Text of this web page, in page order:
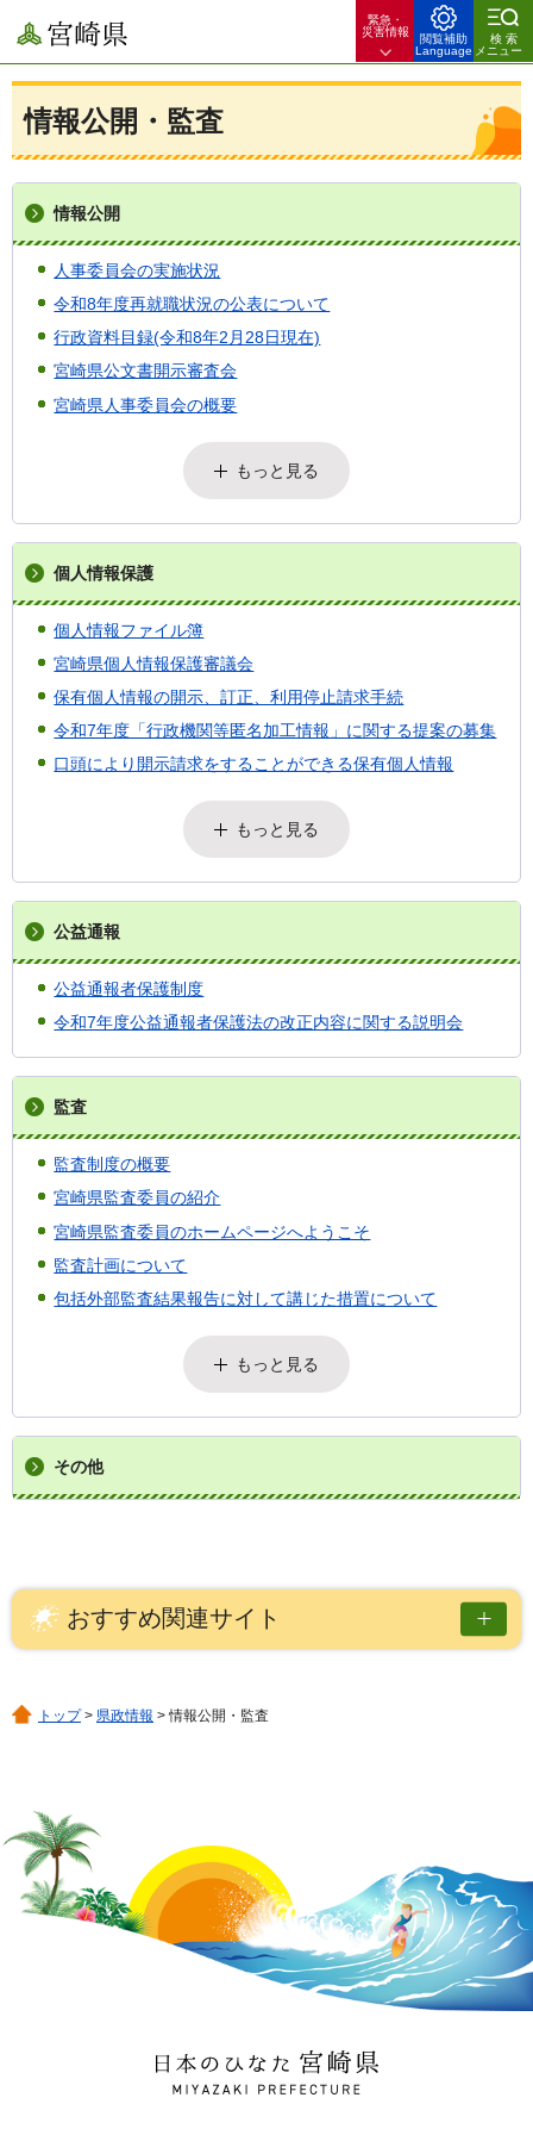
宮崎県
緊急・
災害情報
閲覧補助
Language
検索
メニュー
情報公開・監査
情報公開
人事委員会の実施状況
令和8年度再就職状況の公表について
行政資料目録(令和8年2月28日現在)
宮崎県公文書開示審査会
宮崎県人事委員会の概要
もっと見る
個人情報保護
個人情報ファイル簿
宮崎県個人情報保護審議会
保有個人情報の開示、訂正、利用停止請求手続
令和7年度「行政機関等匿名加工情報」に関する提案の募集
口頭により開示請求をすることができる保有個人情報
もっと見る
公益通報
公益通報者保護制度
令和7年度公益通報者保護法の改正内容に関する説明会
監査
監査制度の概要
宮崎県監査委員の紹介
宮崎県監査委員のホームページへようこそ
監査計画について
包括外部監査結果報告に対して講じた措置について
もっと見る
その他
おすすめ関連サイト
トップ> 県政情報 > 情報公開・監査
日本のひなた 宮崎県
MIYAZAKI PREFECTURE